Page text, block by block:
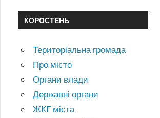
КОРОСТЕНЬ
Територіальна громада
Про місто
Органи влади
Державні органи
ЖКГ міста